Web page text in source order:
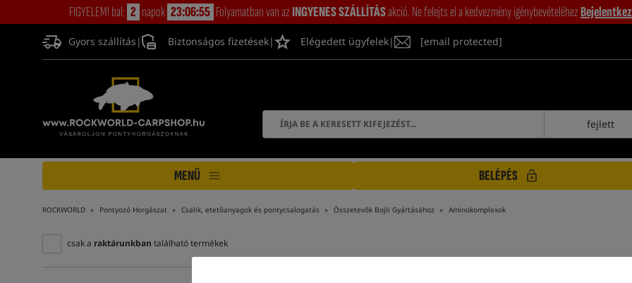
FIGYELEM! bal: 2 napok 23:06:54 Folyamatban van azINGYENES SZÁLLÍTÁSakció. Ne felejts el a kedvezmény igénybevételéhez
Gyors szállítás | Biztonságos fizetések| Elégedett ügyfelek| [email protected]
fejlett
MENÜ BELÉPÉS
ROCKWORLD Pontyozó Horgászat Csalik, etetőanyagok és pontycsalogatás Összetevők Bojli Gyártásához Aminokomplexok
csak a raktárunkban található termékek